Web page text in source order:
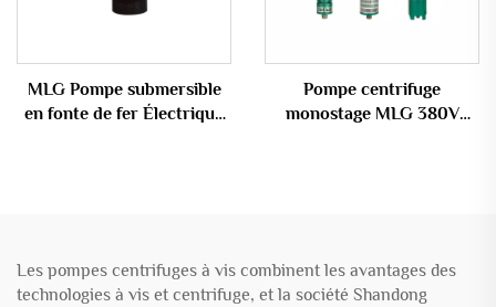
MLG Pompe submersible
en fonte de fer Électrique
Pompe centrifuge
monostage MLG 380V
Les pompes centrifuges à vis combinent les avantages des
technologies à vis et centrifuge, et la société Shandong